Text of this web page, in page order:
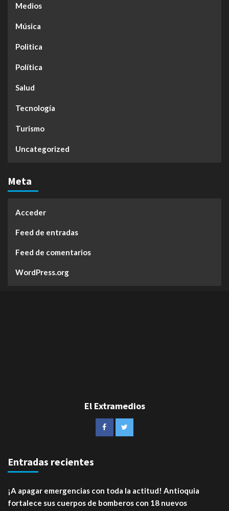
Medios
Música
Politica
Política
Salud
Tecnología
Turismo
Uncategorized
Meta
Acceder
Feed de entradas
Feed de comentarios
WordPress.org
El Extramedios
Entradas recientes
¡A apagar emergencias con toda la actitud! Antioquia
fortalece sus cuerpos de bomberos con 18 nuevos